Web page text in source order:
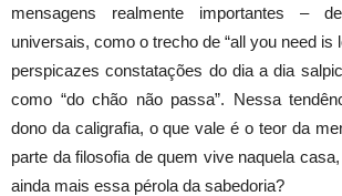
mensagens realmente importantes –
universais, como o trecho de “all you need is
perspicazes constatações do dia a dia
como “do chão não passa”. Nessa
dono da caligrafia, o que vale é o teor da
parte da filosofia de quem vive naquela
ainda mais essa pérola da sabedoria?